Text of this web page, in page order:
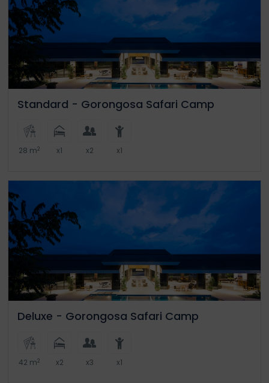
Standard - Gorongosa Safari Camp
28 m2 x1 x2 x1
Deluxe - Gorongosa Safari Camp
42 m2 x2 x3 x1